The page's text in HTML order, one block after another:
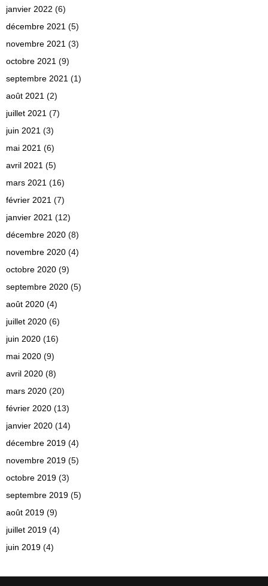
janvier 2022 (6)
décembre 2021 (5)
novembre 2021 (3)
octobre 2021 (9)
septembre 2021 (1)
août 2021 (2)
juillet 2021 (7)
juin 2021 (3)
mai 2021 (6)
avril 2021 (5)
mars 2021 (16)
février 2021 (7)
janvier 2021 (12)
décembre 2020 (8)
novembre 2020 (4)
octobre 2020 (9)
septembre 2020 (5)
août 2020 (4)
juillet 2020 (6)
juin 2020 (16)
mai 2020 (9)
avril 2020 (8)
mars 2020 (20)
février 2020 (13)
janvier 2020 (14)
décembre 2019 (4)
novembre 2019 (5)
octobre 2019 (3)
septembre 2019 (5)
août 2019 (9)
juillet 2019 (4)
juin 2019 (4)